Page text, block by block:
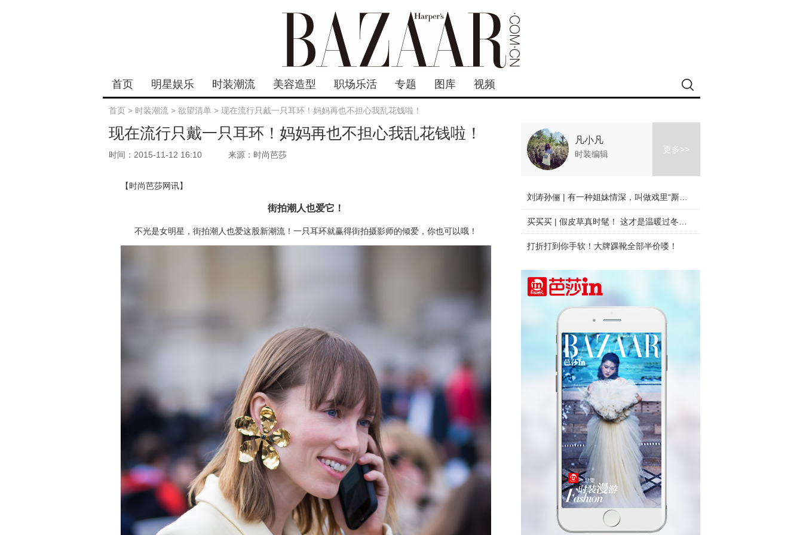
首页 明星娱乐 时装潮流 美容造型 职场乐活 专题 图库 视频
首页 > 时装潮流 > 欲望清单 > 现在流行只戴一只耳环！妈妈再也不担心我乱花钱啦！
现在流行只戴一只耳环！妈妈再也不担心我乱花钱啦！
时间：2015-11-12 16:10 来源：时尚芭莎
【时尚芭莎网讯】
街拍潮人也爱它！
不光是女明星，街拍潮人也爱这股新潮流！一只耳环就赢得街拍摄影师的倾爱，你也可以哦！
凡小凡
时装编辑 更多>>
打折打到你手软！大牌踝靴全部半价喽！